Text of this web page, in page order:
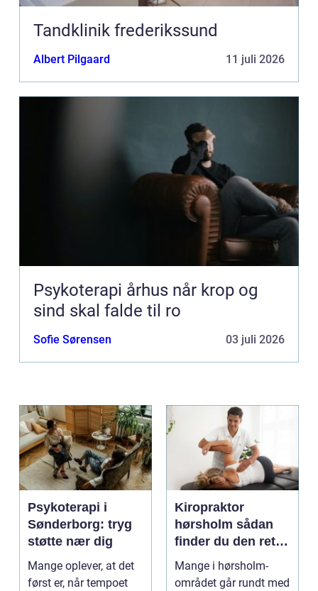
Tandklinik frederikssund
Albert Pilgaard 11 juli 2026
Psykoterapi århus når krop og
sind skal falde til ro
Sofie Sørensen 03 juli 2026
Psykoterapi i
Sønderborg: tryg
støtte nær dig
Mange oplever, at det
først er, når tempoet
Kiropraktor
hørsholm sådan
finder du den rette
behandling i
nordsjælland
Mange i hørsholm-
området går rundt med